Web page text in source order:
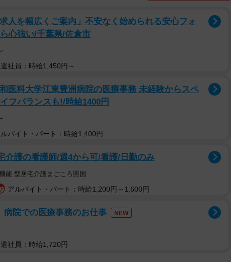
人を幅広くご案内」不安なく始められる安心フォ
心強い/千葉県/佐倉市
社員：時給1,450円～
医科大学江東豊洲病院の医療事務 未経験からスペ
フバランスも!/時給1400円
ルバイト・パート：時給1,400円
介護の看護師/週4から可/看護/日勤のみ
能 型居宅介護まごころ照国
アルバイト・パート：時給1,200円～1,600円
病院での医療事務のお仕事 NEW
社員：時給1,720円